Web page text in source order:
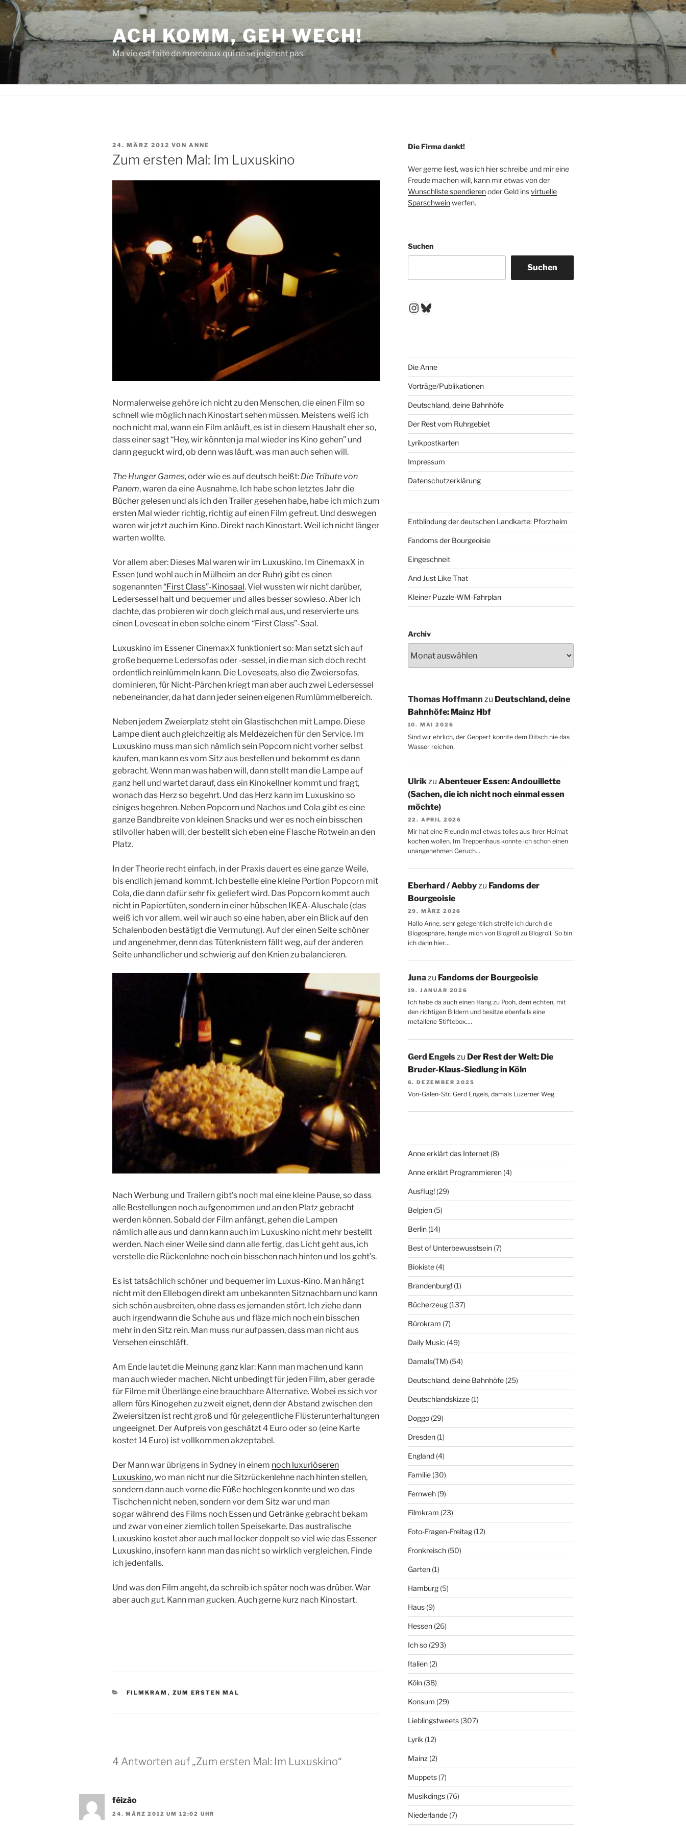
Zum
Inhalt
springen
ACH KOMM, GEH WECH!
Ma vie est faite de morceaux qui ne se joignent pas.
VERÖFFENTLICHT
AM
24. MÄRZ 2012 VON ANNE
Zum ersten Mal: Im Luxuskino
Normalerweise gehöre ich nicht zu den Menschen, die einen Film so
schnell wie möglich nach Kinostart sehen müssen. Meistens weiß ich
noch nicht mal, wann ein Film anläuft, es ist in diesem Haushalt eher so,
dass einer sagt “Hey, wir könnten ja mal wieder ins Kino gehen” und
dann geguckt wird, ob denn was läuft, was man auch sehen will.
The Hunger Games, oder wie es auf deutsch heißt: Die Tribute von
Panem, waren da eine Ausnahme. Ich habe schon letztes Jahr die
Bücher gelesen und als ich den Trailer gesehen habe, habe ich mich zum
ersten Mal wieder richtig, richtig auf einen Film gefreut. Und deswegen
waren wir jetzt auch im Kino. Direkt nach Kinostart. Weil ich nicht länger
warten wollte.
Vor allem aber: Dieses Mal waren wir im Luxuskino. Im CinemaxX in
Essen (und wohl auch in Mülheim an der Ruhr) gibt es einen
sogenannten“First Class”-Kinosaal. Viel wussten wir nicht darüber,
Ledersessel halt und bequemer und alles besser sowieso. Aber ich
dachte, das probieren wir doch gleich mal aus, und reservierte uns
einen Loveseat in eben solche einem “First Class”-Saal.
Luxuskino im Essener CinemaxX funktioniert so: Man setzt sich auf
große bequeme Ledersofas oder -sessel, in die man sich doch recht
ordentlich reinlümmeln kann. Die Loveseats, also die Zweiersofas,
dominieren, für Nicht-Pärchen kriegt man aber auch zwei Ledersessel
nebeneinander, da hat dann jeder seinen eigenen Rumlümmelbereich.
Neben jedem Zweierplatz steht ein Glastischchen mit Lampe. Diese
Lampe dient auch gleichzeitig als Meldezeichen für den Service. Im
Luxuskino muss man sich nämlich sein Popcorn nicht vorher selbst
kaufen, man kann es vom Sitz aus bestellen und bekommt es dann
gebracht. Wenn man was haben will, dann stellt man die Lampe auf
ganz hell und wartet darauf, dass ein Kinokellner kommt und fragt,
wonach das Herz so begehrt. Und das Herz kann im Luxuskino so
einiges begehren. Neben Popcorn und Nachos und Cola gibt es eine
ganze Bandbreite von kleinen Snacks und wer es noch ein bisschen
stilvoller haben will, der bestellt sich eben eine Flasche Rotwein an den
Platz.
In der Theorie recht einfach, in der Praxis dauert es eine ganze Weile,
bis endlich jemand kommt. Ich bestelle eine kleine Portion Popcorn mit
Cola, die dann dafür sehr fix geliefert wird. Das Popcorn kommt auch
nicht in Papiertüten, sondern in einer hübschen IKEA-Aluschale (das
weiß ich vor allem, weil wir auch so eine haben, aber ein Blick auf den
Schalenboden bestätigt die Vermutung). Auf der einen Seite schöner
und angenehmer, denn das Tütenknistern fällt weg, auf der anderen
Seite unhandlicher und schwierig auf den Knien zu balancieren.
Nach Werbung und Trailern gibt’s noch mal eine kleine Pause, so dass
alle Bestellungen noch aufgenommen und an den Platz gebracht
werden können. Sobald der Film anfängt, gehen die Lampen
nämlich alle aus und dann kann auch im Luxuskino nicht mehr bestellt
werden. Nach einer Weile sind dann alle fertig, das Licht geht aus, ich
verstelle die Rückenlehne noch ein bisschen nach hinten und los geht’s.
Es ist tatsächlich schöner und bequemer im Luxus-Kino. Man hängt
nicht mit den Ellebogen direkt am unbekannten Sitznachbarn und kann
sich schön ausbreiten, ohne dass es jemanden stört. Ich ziehe dann
auch irgendwann die Schuhe aus und fläze mich noch ein bisschen
mehr in den Sitz rein. Man muss nur aufpassen, dass man nicht aus
Versehen einschläft.
Am Ende lautet die Meinung ganz klar: Kann man machen und kann
man auch wieder machen. Nicht unbedingt für jeden Film, aber gerade
für Filme mit Überlänge eine brauchbare Alternative. Wobei es sich vor
allem fürs Kinogehen zu zweit eignet, denn der Abstand zwischen den
Zweiersitzen ist recht groß und für gelegentliche Flüsterunterhaltungen
ungeeignet. Der Aufpreis von geschätzt 4 Euro oder so (eine Karte
kostet 14 Euro) ist vollkommen akzeptabel.
Der Mann war übrigens in Sydney in einem noch luxuriöseren
Luxuskino, wo man nicht nur die Sitzrückenlehne nach hinten stellen,
sondern dann auch vorne die Füße hochlegen konnte und wo das
Tischchen nicht neben, sondern vor dem Sitz war und man
sogar während des Films noch Essen und Getränke gebracht bekam
und zwar von einer ziemlich tollen Speisekarte. Das australische
Luxuskino kostet aber auch mal locker doppelt so viel wie das Essener
Luxuskino, insofern kann man das nicht so wirklich vergleichen. Finde
ich jedenfalls.
Und was den Film angeht, da schreib ich später noch was drüber. War
aber auch gut. Kann man gucken. Auch gerne kurz nach Kinostart.
KATEGORIEN
FILMKRAM , ZUM ERSTEN MAL
4 Antworten auf „Zum ersten Mal: Im Luxuskino“
féizào
24. MÄRZ 2012 UM 12:02 UHR
Die Firma dankt!
Wer gerne liest, was ich hier schreibe und mir eine
Freude machen will, kann mir etwas von der
Wunschliste spendierenoder Geld insvirtuelle
Sparschweinwerfen.
Suchen
Suchen
Instagram
Bluesky
Die Anne
Vorträge/Publikationen
Deutschland, deine Bahnhöfe
Der Rest vom Ruhrgebiet
Lyrikpostkarten
Impressum
Datenschutzerklärung
Entblindung der deutschen Landkarte: Pforzheim
Fandoms der Bourgeoisie
Eingeschneit
And Just Like That
Kleiner Puzzle-WM-Fahrplan
Archiv
Thomas Hoffmann zu Deutschland, deine
Bahnhöfe: Mainz Hbf
10. MAI 2026
Sind wir ehrlich, der Geppert konnte dem Ditsch nie das
Wasser reichen.
Ulrikzu Abenteuer Essen: Andouillette
(Sachen, die ich nicht noch einmal essen
möchte)
22. APRIL 2026
Mir hat eine Freundin mal etwas tolles aus ihrer Heimat
kochen wollen. Im Treppenhaus konnte ich schon einen
unangenehmen Geruch…
Eberhard / Aebbyzu Fandoms der
Bourgeoisie
29. MÄRZ 2026
Hallo Anne, sehr gelegentlich streife ich durch die
Blogosphäre, hangle mich von Blogroll zu Blogroll. So bin
ich dann hier…
Junazu Fandoms der Bourgeoisie
19. JANUAR 2026
Ich habe da auch einen Hang zu Pooh, dem echten, mit
den richtigen Bildern und besitze ebenfalls eine
metallene Stiftebox.…
Gerd Engelszu Der Rest der Welt: Die
Bruder-Klaus-Siedlung in Köln
6. DEZEMBER 2025
Von-Galen-Str. Gerd Engels, damals Luzerner Weg
Anne erklärt das Internet(8)
Anne erklärt Programmieren(4)
Ausflug!(29)
Belgien(5)
Berlin(14)
Best of Unterbewusstsein(7)
Biokiste(4)
Brandenburg!(1)
Bücherzeug(137)
Bürokram (7)
Daily Music (49)
Damals(TM) (54)
Deutschland, deine Bahnhöfe(25)
Deutschlandskizze(1)
Doggo(29)
Dresden(1)
England(4)
Familie(30)
Fernweh(9)
Filmkram (23)
Foto-Fragen-Freitag(12)
Fronkreisch(50)
Garten(1)
Hamburg(5)
Haus(9)
Hessen(26)
Ich so(293)
Italien(2)
Köln(38)
Konsum (29)
Lieblingstweets(307)
Lyrik (12)
Mainz (2)
Muppets(7)
Musikdings(76)
Niederlande(7)